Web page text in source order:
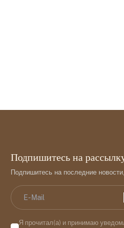
Подпишитесь на
Подпишитесь на последние
Я прочитал(а) и принимаю